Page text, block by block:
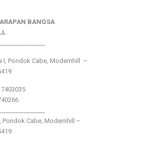
BANGSA
I, Pondok Cabe, Modernhill –
Pondok Cabe, Modernhill –